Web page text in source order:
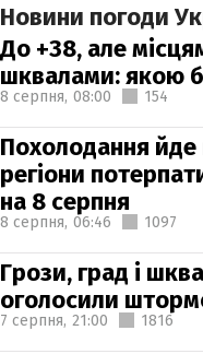
Новини погоди
До +38, але
шквалами: якою
8 серпня, 08:00 154
Похолодання йде
регіони
на 8 серпня
8 серпня, 06:46 1097
Грози, град і
оголосили
7 серпня, 21:00 1816